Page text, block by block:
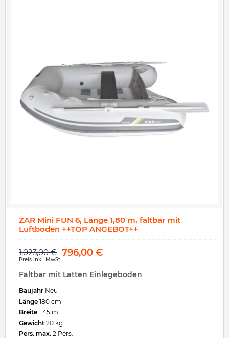
ZAR Mini FUN 6, Länge 1,80 m, faltbar mit
Luftboden ++TOP ANGEBOT++
1.023,00€ 796,00 €
Preis inkl. MwSt.
Faltbar mit Latten Einlegeboden
Baujahr Neu
Länge 180 cm
Breite 1.45 m
Gewicht 20 kg
Pers. max. 2 Pers.